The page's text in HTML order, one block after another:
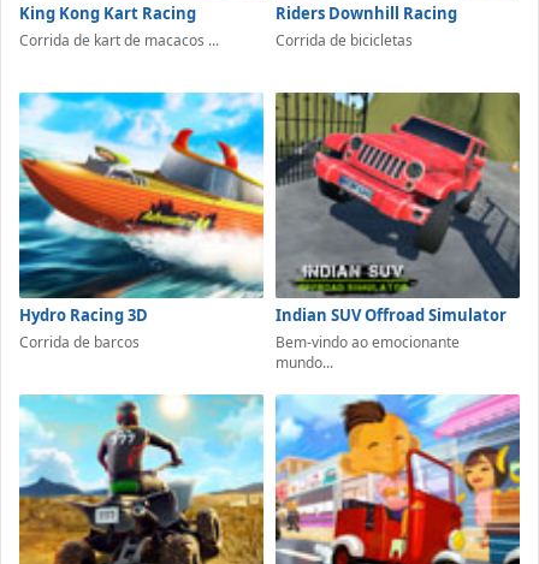
King Kong Kart Racing
Corrida de kart de macacos ...
Riders Downhill Racing
Corrida de bicicletas
Hydro Racing 3D
Corrida de barcos
Indian SUV Offroad Simulator
Bem-vindo ao emocionante
mundo...